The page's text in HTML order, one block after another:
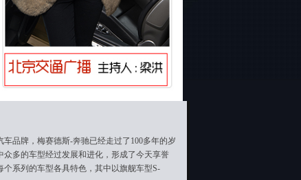
品牌，梅赛德斯-奔驰已经走过了100多年的岁
众多的车型经过发展和进化，形成了今天享誉
系列的车型各具特色，其中以旗舰车型S-